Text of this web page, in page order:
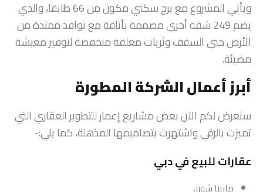
ويأتي المشروع مع برج سكني مكون من 66 طابقا، والذي
يضم 249 شقة أخرى مصممة بأناقة مع نوافذ ممتدة من
الأرض حتى السقف وثريات معلقة منخفضة لتوفير معيشة
مضيئة.
أبرز أعمال الشركة المطورة
سنعرض لكم الآن بعض مشاريع إعمار للتطوير العقاري التي
تميزت بالرقي واشتهرت بتصاميمها المذهلة، كما يلي:-
عقارات للبيع في دبي
مارينا شورز.